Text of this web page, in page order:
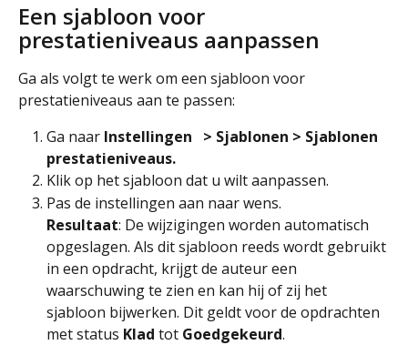
Een sjabloon voor
prestatieniveaus aanpassen
Ga als volgt te werk om een sjabloon voor
prestatieniveaus aan te passen:
Ga naar Instellingen
> Sjablonen > Sjablonen
prestatieniveaus.
Klik op het sjabloon dat u wilt aanpassen.
Pas de instellingen aan naar wens.
Resultaat: De wijzigingen worden automatisch
opgeslagen. Als dit sjabloon reeds wordt gebruikt
in een opdracht, krijgt de auteur een
waarschuwing te zien en kan hij of zij het
sjabloon bijwerken. Dit geldt voor de opdrachten
met status Klad tot Goedgekeurd.